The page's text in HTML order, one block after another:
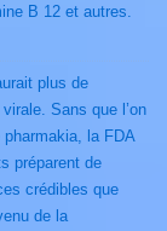
B 12 et autres.
Sans que l’on
la FDA
préparent de
crédibles que
de la